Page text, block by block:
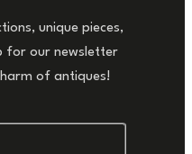
unique pieces,
for our newsletter
of antiques!